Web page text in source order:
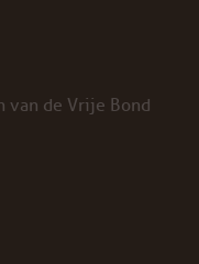
de Vrije Bond